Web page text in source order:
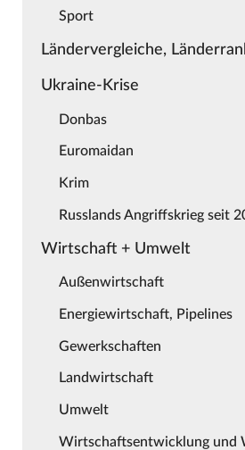
Sport
Ländervergleiche,
Ukraine-Krise
Donbas
Euromaidan
Krim
Russlands Angriffskrieg seit
Wirtschaft + Umwelt
Außenwirtschaft
Energiewirtschaft, Pipelines
Gewerkschaften
Landwirtschaft
Umwelt
Wirtschaftsentwicklung und